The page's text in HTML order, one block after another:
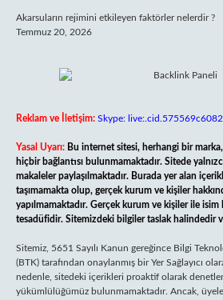
Akarsuların rejimini etkileyen faktörler nelerdir ?
Temmuz 20, 2026
Reklam ve İletişim: Skype:
Yasal Uyarı: Bu internet sitesi, herhangi bir
hiçbir bağlantısı bulunmamaktadır. Sitede
makaleler paylaşılmaktadır. Burada yer alan
taşımamakta olup, gerçek kurum ve kişiler
yapılmamaktadır. Gerçek kurum ve kişiler ile
tesadüfidir. Sitemizdeki bilgiler taslak halindedir
Sitemiz, 5651 Sayılı Kanun gereğince Bilgi
(BTK) tarafından onaylanmış bir Yer Sağlayıcı
nedenle, sitedeki içerikleri proaktif olarak
yükümlülüğümüz bulunmamaktadır. Ancak,